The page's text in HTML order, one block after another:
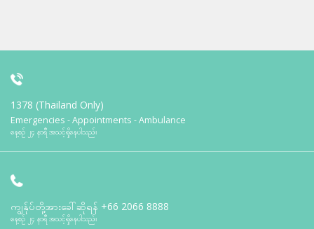
1378 (Thailand Only)
Emergencies - Appointments - Ambulance
နေ့စဉ် ၂၄ နာရီ အသင့်ရှိနေပါသည်။
ကျွန်ုပ်တို့အားခေါ်ဆိုရန် +66 2066 8888
နေ့စဉ် ၂၄ နာရီ အသင့်ရှိနေပါသည်။